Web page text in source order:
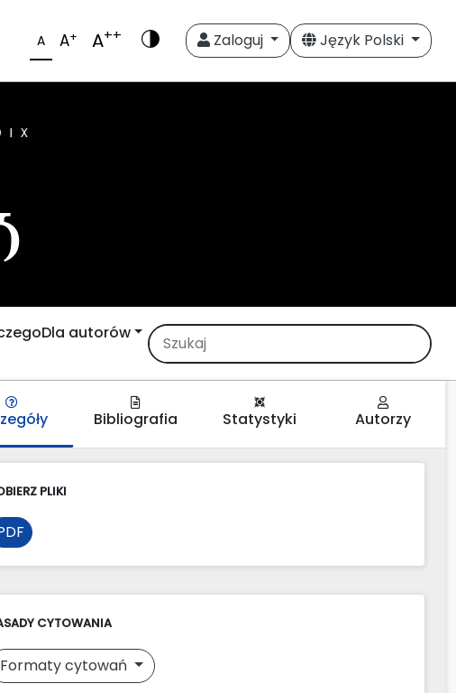
A A+ A++ Zaloguj Język Polski
Dla autorów
Bibliografia Statystyki Autorzy
PLIKI
CYTOWANIA
Formaty cytowań